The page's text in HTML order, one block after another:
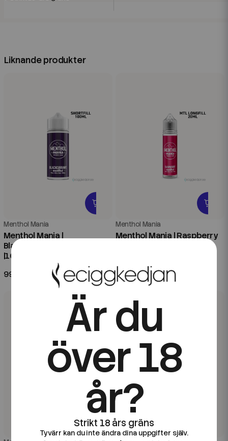
Liknande produkter
Menthol Mania
Menthol Mania |
Blackcurrant Menthol
|100ml Shortfill
99 kr
Menthol Mania
Menthol Mania | Raspberry
79 kr
Är du
över 18
år?
Tyvärr kan du inte ändra dina uppgifter själv.